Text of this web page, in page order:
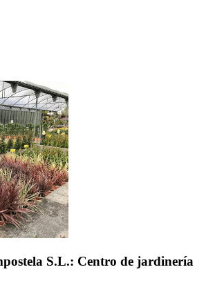
S.L.: Centro de jardinería